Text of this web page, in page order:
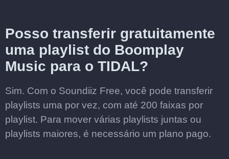
Posso transferir gratuitamente
uma playlist do Boomplay
Music para o TIDAL?
Sim. Com o Soundiiz Free, você pode transferir
playlists uma por vez, com até 200 faixas por
playlist. Para mover várias playlists juntas ou
playlists maiores, é necessário um plano pago.